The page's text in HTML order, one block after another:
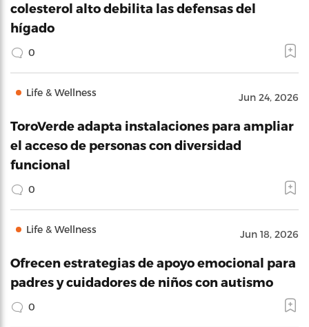
colesterol alto debilita las defensas del
hígado
0
Life & Wellness Jun 24, 2026
ToroVerde adapta instalaciones para ampliar
el acceso de personas con diversidad
funcional
0
Life & Wellness Jun 18, 2026
Ofrecen estrategias de apoyo emocional para
padres y cuidadores de niños con autismo
0